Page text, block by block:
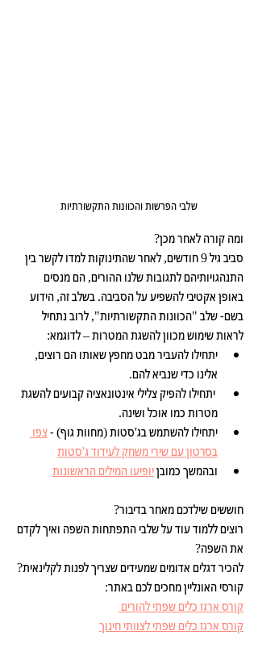
שלבי הפרשות והכוונות התקשורתיות
ומה קורה לאחר מכן?
סביב גיל 9 חודשים, לאחר שהתינוקות למדו לקשר בין
התנהגויותיהם לתגובות שלנו ההורים, הם מנסים
באופן אקטיבי להשפיע על הסביבה. בשלב זה, הידוע
בשם- שלב "הכוונות התקשורתיות", לרוב נתחיל
לראות שימוש מכוון להשגת המטרות – לדוגמא:
יתחילו להעביר מבט מחפץ שאותו הם רוצים,
אלינו כדי שנביא להם.
יתחילו להפיק צלילי אינטונאציה קבועים להשגת
מטרות כמו אוכל ושינה.
יתחילו להשתמש בג'סטות (מחוות גוף) - צפו
בסרטון עם שירי משחק לעידוד ג'סטות
ובהמשך כמובן יופיעו המילים הראשונות
חוששים שילדכם מאחר בדיבור?
רוצים ללמוד עוד על שלבי התפתחות השפה ואיך לקדם
את השפה?
להכיר דגלים אדומים שמעידים שצריך לפנות לקלינאית?
קורסי האונליין מחכים לכם באתר:
קורס ארגז כלים שפתי להורים
קורס ארגז כלים שפתי לצוותי חינוך